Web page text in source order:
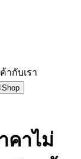
กับเรา
Shop
คาไม่